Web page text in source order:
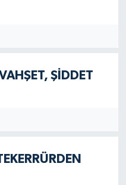
ŞİDDET